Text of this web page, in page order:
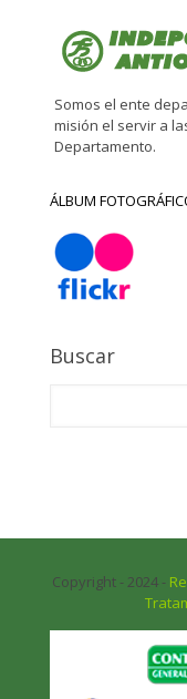
Somos el ente
misión el servir a
Departamento.
ÁLBUM
Buscar
Copyright - 2024 -